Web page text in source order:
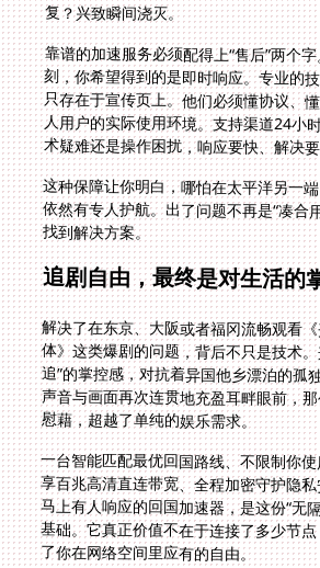
复？兴致瞬间浇灭。
靠谱的加速服务必须配得上“售后”两个
刻，你希望得到的是即时响应。专业的
只存在于宣传页上。他们必须懂协议、
人用户的实际使用环境。支持渠道24小
术疑难还是操作困扰，响应要快、解决
这种保障让你明白，哪怕在太平洋另一
依然有专人护航。出了问题不再是“凑合
找到解决方案。
追剧自由，最终是对生活的
解决了在东京、大阪或者福冈流畅观看
体》这类爆剧的问题，背后不只是技术
追”的掌控感，对抗着异国他乡漂泊的孤
声音与画面再次连贯地充盈耳畔眼前，那
慰藉，超越了单纯的娱乐需求。
一台智能匹配最优回国路线、不限制你
享百兆高清直连带宽、全程加密守护隐
马上有人响应的回国加速器，是这份“无
基础。它真正价值不在于连接了多少节
了你在网络空间里应有的自由。